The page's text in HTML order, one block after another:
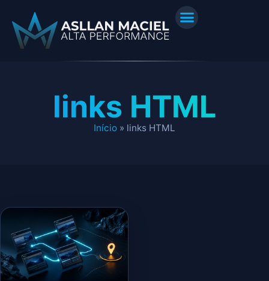
links HTML
Início » links HTML